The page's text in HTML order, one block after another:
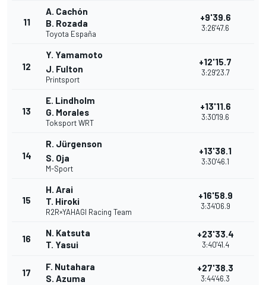
11
A. Cachón
B. Rozada
Toyota España
+9'39.6
3:26'47.6
12
Y. Yamamoto
J. Fulton
Printsport
+12'15.7
3:29'23.7
13
E. Lindholm
G. Morales
Toksport WRT
+13'11.6
3:30'19.6
14
R. Jürgenson
S. Oja
M-Sport
+13'38.1
3:30'46.1
15
H. Arai
T. Hiroki
R2R×YAHAGI Racing Team
+16'58.9
3:34'06.9
16
N. Katsuta
T. Yasui
+23'33.4
3:40'41.4
17
F. Nutahara
S. Azuma
+27'38.3
3:44'46.3